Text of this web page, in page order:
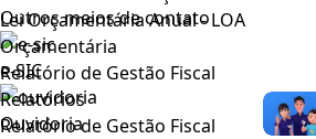
Outros meios de contato
e-SIC
Ouvidoria
Lei Orçamentária Anual - LOA
Orçamentária
Relatório de Gestão Fiscal
Relatórios
Relatório de Gestão Fiscal